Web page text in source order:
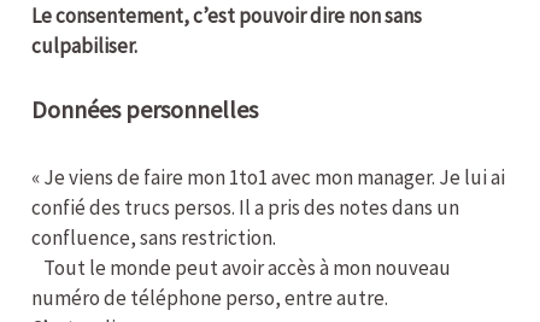
Le consentement, c’est pouvoir dire non sans
culpabiliser.
Données personnelles
« Je viens de faire mon 1to1 avec mon manager. Je lui ai
confié des trucs persos. Il a pris des notes dans un
confluence, sans restriction.
Tout le monde peut avoir accès à mon nouveau
numéro de téléphone perso, entre autre.